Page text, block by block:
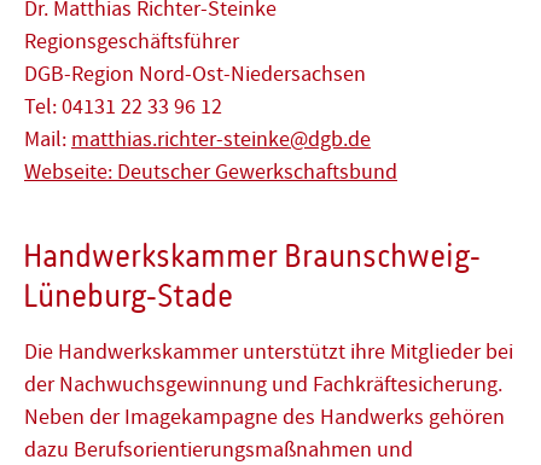
Dr. Matthias Richter-Steinke
Regionsgeschäftsführer
DGB-Region Nord-Ost-Niedersachsen
Tel: 04131 22 33 96 12
Mail: matthias.richter-steinke@dgb.de
Webseite: Deutscher Gewerkschaftsbund
Handwerkskammer Braunschweig-
Lüneburg-Stade
Die Handwerkskammer unterstützt ihre Mitglieder bei
der Nachwuchsgewinnung und Fachkräftesicherung.
Neben der Imagekampagne des Handwerks gehören
dazu Berufsorientierungsmaßnahmen und